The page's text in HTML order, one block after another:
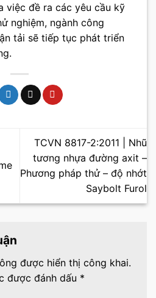
việc đề ra các yêu cầu kỹ
nghiệm, ngành công
tải sẽ tiếp tục phát triển
TCVN 8817-2:2011 | Nhũ
tương nhựa đường axit –
Phương pháp thử – độ nhớt
Saybolt Furol
được hiển thị công khai.
được đánh dấu *